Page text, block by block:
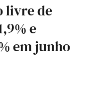
livre de
e
em junho